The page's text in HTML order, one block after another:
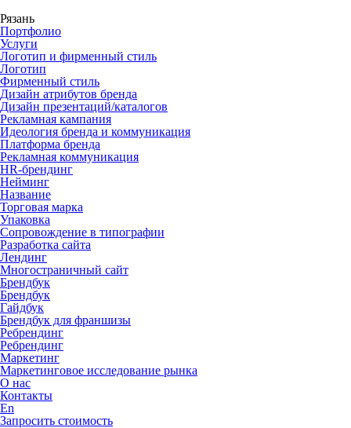
Рязань
Портфолио
Услуги
Логотип и фирменный стиль
Логотип
Фирменный стиль
Дизайн атрибутов бренда
Дизайн презентаций/каталогов
Рекламная кампания
Идеология бренда и коммуникация
Платформа бренда
Рекламная коммуникация
HR-брендинг
Нейминг
Название
Торговая марка
Упаковка
Сопровождение в типографии
Разработка сайта
Лендинг
Многостраничный сайт
Брендбук
Брендбук
Гайдбук
Брендбук для франшизы
Ребрендинг
Ребрендинг
Маркетинг
Маркетинговое исследование рынка
О нас
Контакты
En
Запросить стоимость